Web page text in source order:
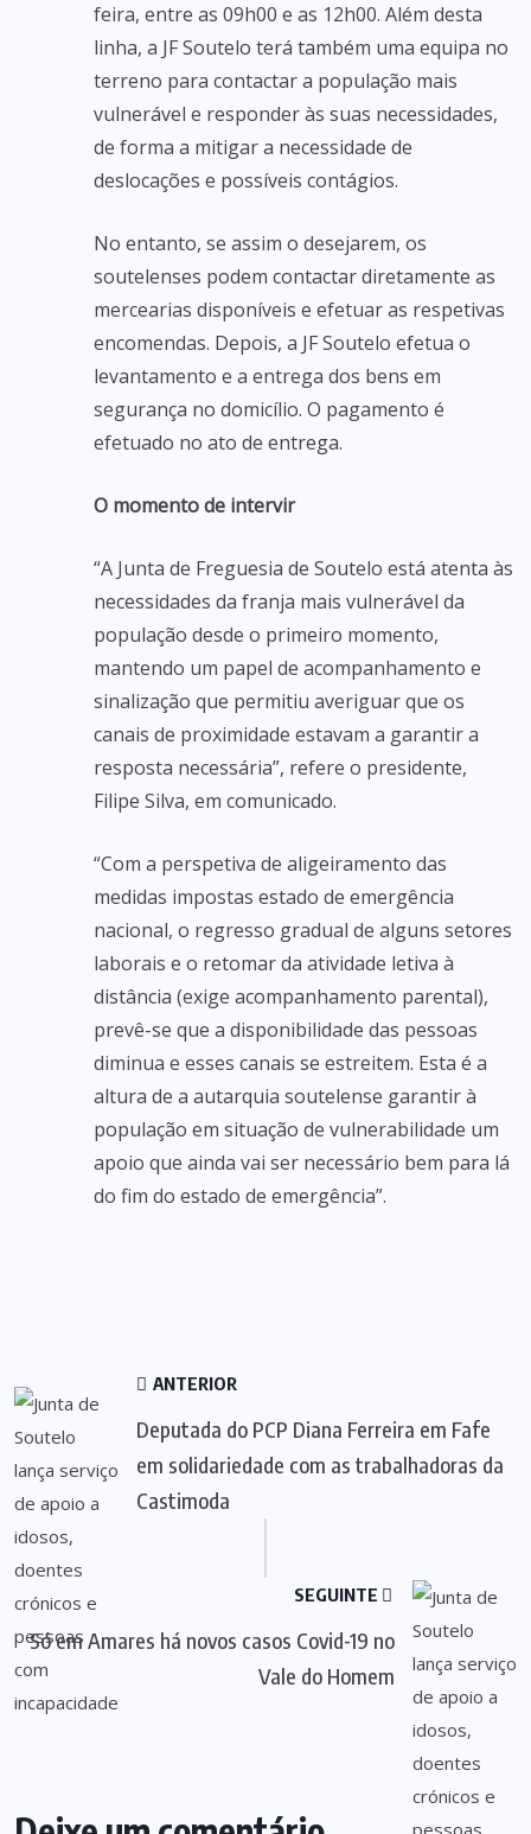
feira, entre as 09h00 e as 12h00. Além desta
linha, a JF Soutelo terá também uma equipa no
terreno para contactar a população mais
vulnerável e responder às suas necessidades,
de forma a mitigar a necessidade de
deslocações e possíveis contágios.
No entanto, se assim o desejarem, os
soutelenses podem contactar diretamente as
mercearias disponíveis e efetuar as respetivas
encomendas. Depois, a JF Soutelo efetua o
levantamento e a entrega dos bens em
segurança no domicílio. O pagamento é
efetuado no ato de entrega.
O momento de intervir
“A Junta de Freguesia de Soutelo está atenta às
necessidades da franja mais vulnerável da
população desde o primeiro momento,
mantendo um papel de acompanhamento e
sinalização que permitiu averiguar que os
canais de proximidade estavam a garantir a
resposta necessária”, refere o presidente,
Filipe Silva, em comunicado.
“Com a perspetiva de aligeiramento das
medidas impostas estado de emergência
nacional, o regresso gradual de alguns setores
laborais e o retomar da atividade letiva à
distância (exige acompanhamento parental),
prevê-se que a disponibilidade das pessoas
diminua e esses canais se estreitem. Esta é a
altura de a autarquia soutelense garantir à
população em situação de vulnerabilidade um
apoio que ainda vai ser necessário bem para lá
do fim do estado de emergência”.
ANTERIOR
Deputada do PCP Diana Ferreira em Fafe
em solidariedade com as trabalhadoras da
Castimoda
SEGUINTE
Só em Amares há novos casos Covid-19 no
Vale do Homem